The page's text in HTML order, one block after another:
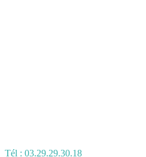
Tél : 03.29.29.30.18